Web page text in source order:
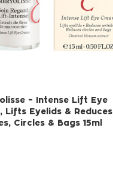
– Intense Lift Eye
Lifts Eyelids & Reduces
Circles & Bags 15ml